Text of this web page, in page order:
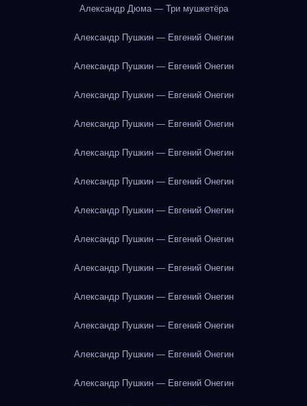
Александр Дюма — Три мушкетёра
Александр Пушкин — Евгений Онегин
Александр Пушкин — Евгений Онегин
Александр Пушкин — Евгений Онегин
Александр Пушкин — Евгений Онегин
Александр Пушкин — Евгений Онегин
Александр Пушкин — Евгений Онегин
Александр Пушкин — Евгений Онегин
Александр Пушкин — Евгений Онегин
Александр Пушкин — Евгений Онегин
Александр Пушкин — Евгений Онегин
Александр Пушкин — Евгений Онегин
Александр Пушкин — Евгений Онегин
Александр Пушкин — Евгений Онегин